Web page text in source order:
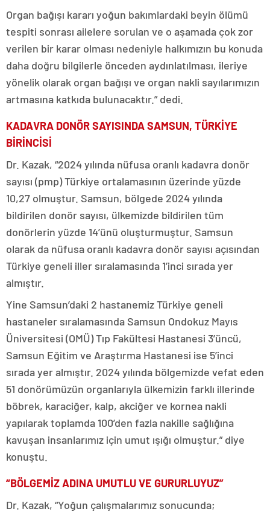
Organ bağışı kararı yoğun bakımlardaki beyin ölümü
tespiti sonrası ailelere sorulan ve o aşamada çok zor
verilen bir karar olması nedeniyle halkımızın bu konuda
daha doğru bilgilerle önceden aydınlatılması, ileriye
yönelik olarak organ bağışı ve organ nakli sayılarımızın
artmasına katkıda bulunacaktır.” dedi.
KADAVRA DONÖR SAYISINDA SAMSUN, TÜRKİYE
BİRİNCİSİ
Dr. Kazak, “2024 yılında nüfusa oranlı kadavra donör
sayısı (pmp) Türkiye ortalamasının üzerinde yüzde
10,27 olmuştur. Samsun, bölgede 2024 yılında
bildirilen donör sayısı, ülkemizde bildirilen tüm
donörlerin yüzde 14’ünü oluşturmuştur. Samsun
olarak da nüfusa oranlı kadavra donör sayısı açısından
Türkiye geneli iller sıralamasında 1’inci sırada yer
almıştır.
Yine Samsun’daki 2 hastanemiz Türkiye geneli
hastaneler sıralamasında Samsun Ondokuz Mayıs
Üniversitesi (OMÜ) Tıp Fakültesi Hastanesi 3’üncü,
Samsun Eğitim ve Araştırma Hastanesi ise 5’inci
sırada yer almıştır. 2024 yılında bölgemizde vefat eden
51 donörümüzün organlarıyla ülkemizin farklı illerinde
böbrek, karaciğer, kalp, akciğer ve kornea nakli
yapılarak toplamda 100’den fazla nakille sağlığına
kavuşan insanlarımız için umut ışığı olmuştur.” diye
konuştu.
“BÖLGEMİZ ADINA UMUTLU VE GURURLUYUZ”
Dr. Kazak, “Yoğun çalışmalarımız sonucunda;